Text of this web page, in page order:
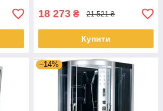
18 273 ₴ 21 521 ₴
Купити
–14%